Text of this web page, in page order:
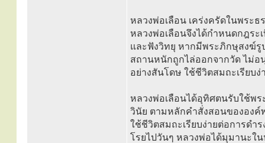
หลวงพ่อเลือน เคร่งครัดในพระ
หลวงพ่อเลือนจึงได้กำหนดกฎร
และฟังวิทยุ หากมีพระภิกษุสงฆ์รู
สถานหนักถูกไล่ออกจากวัด ไม่อ
อย่างสันโดษ ใช้ชีวิตสมถะเรียบ
หลวงพ่อเลือนได้อุทิศตนรับใช้พ
วินัย ตามหลักคำสั่งสอนขององค์
ใช้ชีวิตสมถะเรียบง่ายต่อการดำ
โรยไปวันๆ หลวงพ่อได้มุมานะใ